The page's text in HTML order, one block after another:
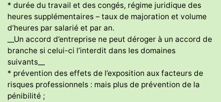
* durée du travail et des congés, régime juridique des
heures supplémentaires – taux de majoration et volume
d’heures par salarié et par an.
__Un accord d’entreprise ne peut déroger à un accord de
branche si celui-ci l’interdit dans les domaines
suivants__
* prévention des effets de l’exposition aux facteurs de
risques professionnels : mais plus de prévention de la
pénibilité ;